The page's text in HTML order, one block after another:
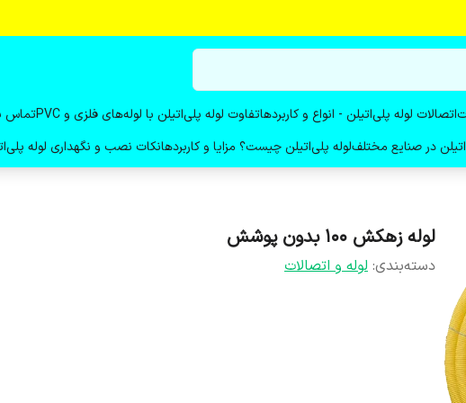
اتصالات لوله پلی‌اتیلن - انواع و کاربردهاتفاوت لوله پلی‌اتیلن با لوله‌های فلزی و PVC تماس
در صنایع مختلفلوله پلی‌اتیلن چیست؟ مزایا و کاربردهانکات نصب و نگهداری لوله
لوله زهکش 100 بدون پوشش
دسته‌بندی: لوله و اتصالات